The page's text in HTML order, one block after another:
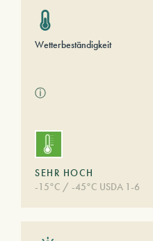
Wetterbeständigkeit
ⓘ
SEHR HOCH
-15°C / -45°C USDA 1-6